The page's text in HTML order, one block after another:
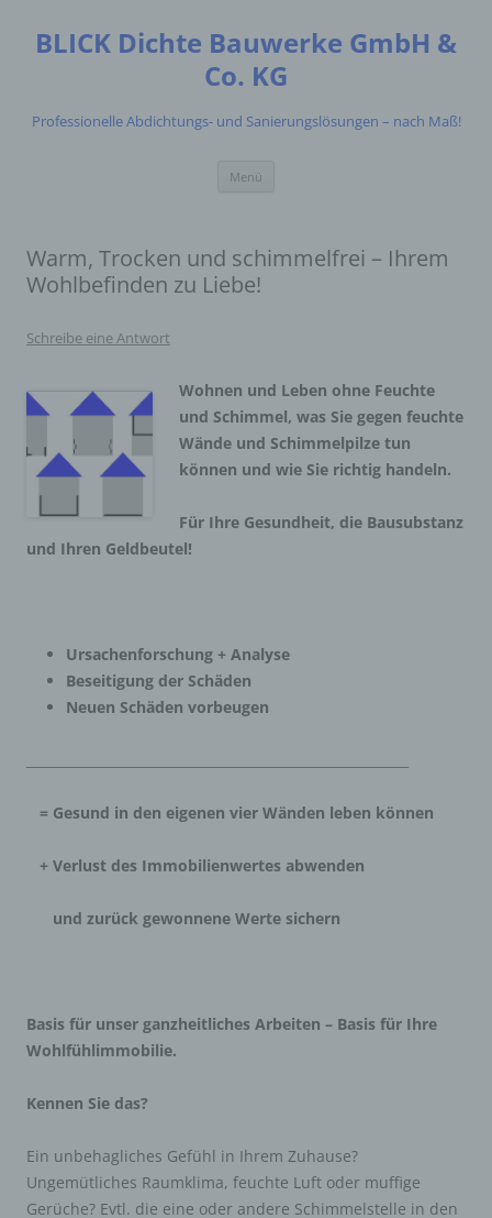
springen
BLICK Dichte Bauwerke GmbH &
Co. KG
Professionelle Abdichtungs- und Sanierungslösungen – nach Maß!
Menü
Warm, Trocken und schimmelfrei – Ihrem
Wohlbefinden zu Liebe!
Schreibe eine Antwort
Wohnen und Leben ohne Feuchte
und Schimmel, was Sie gegen feuchte
Wände und Schimmelpilze tun
können und wie Sie richtig handeln.
Für Ihre Gesundheit, die Bausubstanz
und Ihren Geldbeutel!
Ursachenforschung + Analyse
Beseitigung der Schäden
Neuen Schäden vorbeugen
= Gesund in den eigenen vier Wänden leben können
+ Verlust des Immobilienwertes abwenden
und zurück gewonnene Werte sichern
Basis für unser ganzheitliches Arbeiten – Basis für Ihre
Wohlfühlimmobilie.
Kennen Sie das?
Ein unbehagliches Gefühl in Ihrem Zuhause?
Ungemütliches Raumklima, feuchte Luft oder muffige
Gerüche? Evtl. die eine oder andere Schimmelstelle in den